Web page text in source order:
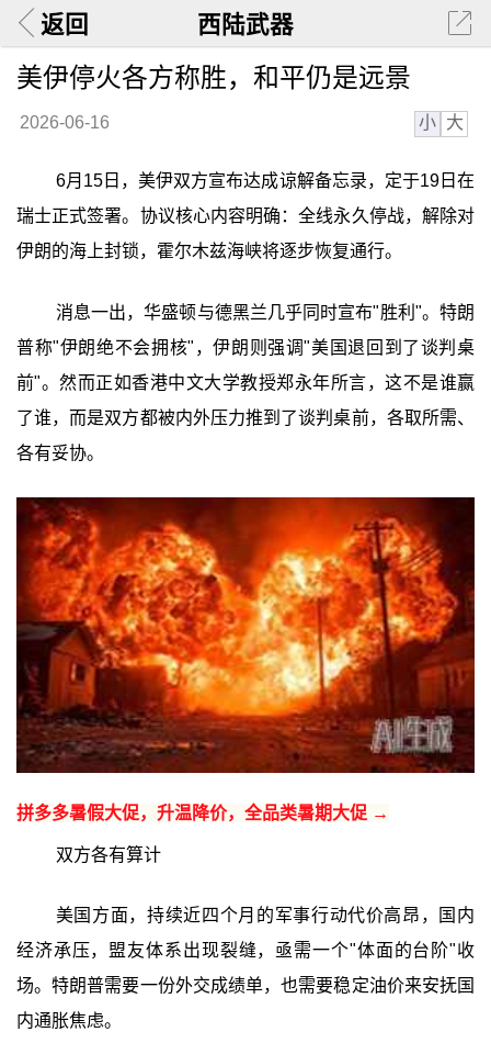
返回 西陆武器
美伊停火各方称胜，和平仍是远景
2026-06-16 小 大
6月15日，美伊双方宣布达成谅解备忘录，定于19日在
瑞士正式签署。协议核心内容明确：全线永久停战，解除对
伊朗的海上封锁，霍尔木兹海峡将逐步恢复通行。
消息一出，华盛顿与德黑兰几乎同时宣布"胜利"。特朗
普称"伊朗绝不会拥核"，伊朗则强调"美国退回到了谈判桌
前"。然而正如香港中文大学教授郑永年所言，这不是谁赢
了谁，而是双方都被内外压力推到了谈判桌前，各取所需、
各有妥协。
拼多多暑假大促，升温降价，全品类暑期大促 →
双方各有算计
美国方面，持续近四个月的军事行动代价高昂，国内
经济承压，盟友体系出现裂缝，亟需一个"体面的台阶"收
场。特朗普需要一份外交成绩单，也需要稳定油价来安抚国
内通胀焦虑。